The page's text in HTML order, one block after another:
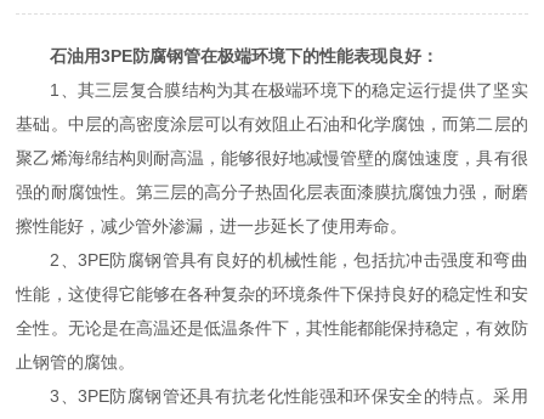
石油用3PE防腐钢管在极端环境下的性能表现良好：
1、其三层复合膜结构为其在极端环境下的稳定运行提供了坚实
基础。中层的高密度涂层可以有效阻止石油和化学腐蚀，而第二层的
聚乙烯海绵结构则耐高温，能够很好地减慢管壁的腐蚀速度，具有很
强的耐腐蚀性。第三层的高分子热固化层表面漆膜抗腐蚀力强，耐磨
擦性能好，减少管外渗漏，进一步延长了使用寿命。
2、3PE防腐钢管具有良好的机械性能，包括抗冲击强度和弯曲
性能，这使得它能够在各种复杂的环境条件下保持良好的稳定性和安
全性。无论是在高温还是低温条件下，其性能都能保持稳定，有效防
止钢管的腐蚀。
3、3PE防腐钢管还具有抗老化性能强和环保安全的特点。采用